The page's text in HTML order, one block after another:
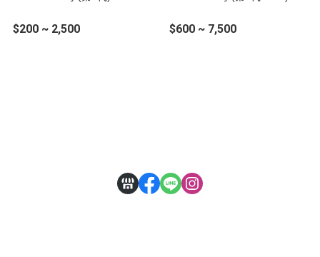
$200 ~ 2,500 $600 ~ 7,500